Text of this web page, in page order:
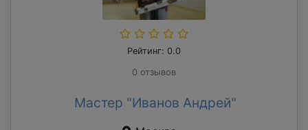
Рейтинг: 0.0
0 отзывов
Мастер "Иванов Андрей"